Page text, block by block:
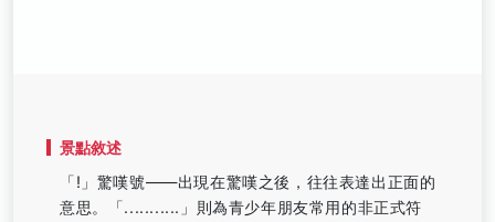
景點敘述
「!」驚嘆號——出現在驚嘆之後，往往表達出正面的
意思。「...........」則為青少年朋友常用的非正式符